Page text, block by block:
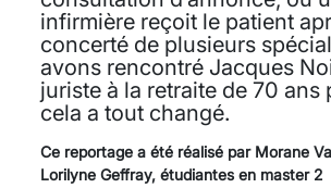
infirmière reçoit le patient
concerté de plusieurs
avons rencontré Jacques
juriste à la retraite de 70 ans
cela a tout changé.
Ce reportage a été réalisé par Morane
Lorilyne Geffray, étudiantes en master 2